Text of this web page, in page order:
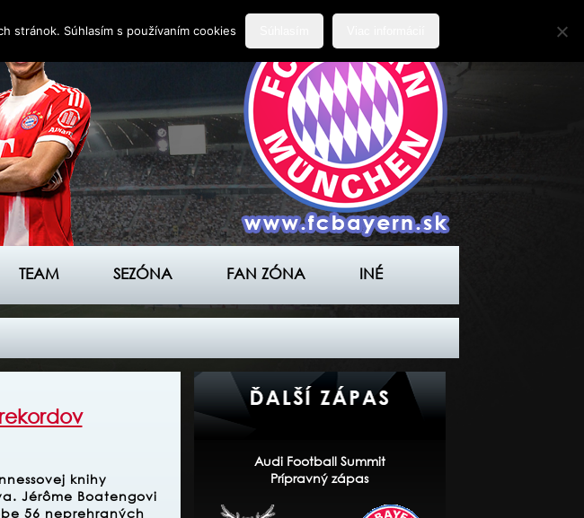
TEAM SEZÓNA FAN ZÓNA INÉ
knihy
Jérôme Boatengovi
56 neprehraných
Audi Football Summit
Prípravný zápas
stránok. Súhlasím s používaním cookies